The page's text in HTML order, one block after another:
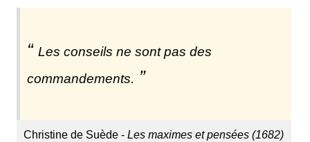
Les conseils ne sont pas des
commandements.
Christine de Suède -Les maximes et pensées (1682)